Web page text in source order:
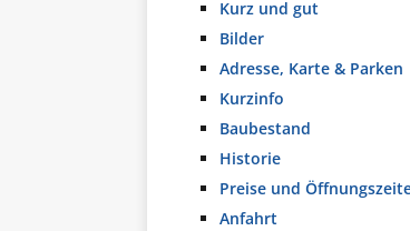
Kurz und gut
Bilder
Adresse, Karte & Parken
Kurzinfo
Baubestand
Historie
Preise und
Anfahrt